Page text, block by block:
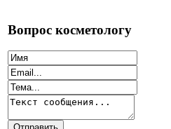
Вопрос косметологу